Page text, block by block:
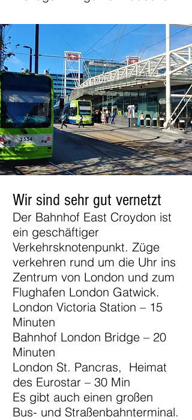
Wir sind sehr gut vernetzt
Der Bahnhof East Croydon ist
ein geschäftiger
Verkehrsknotenpunkt. Züge
verkehren rund um die Uhr ins
Zentrum von London und zum
Flughafen London Gatwick.
London Victoria Station – 15
Minuten
Bahnhof London Bridge – 20
Minuten
London St. Pancras, Heimat
des Eurostar – 30 Min
Es gibt auch einen großen
Bus- und Straßenbahnterminal.